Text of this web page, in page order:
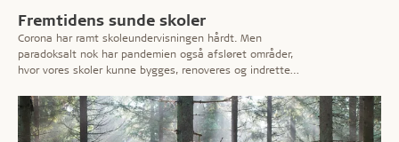
Fremtidens sunde skoler
Corona har ramt skoleundervisningen hårdt. Men
paradoksalt nok har pandemien også afsløret områder,
hvor vores skoler kunne bygges, renoveres og indrettes
udfordringerne – og få eksperternes bud på løsninger,
der imødekommer behovene for effektiv læring i et
sundt indeklima.